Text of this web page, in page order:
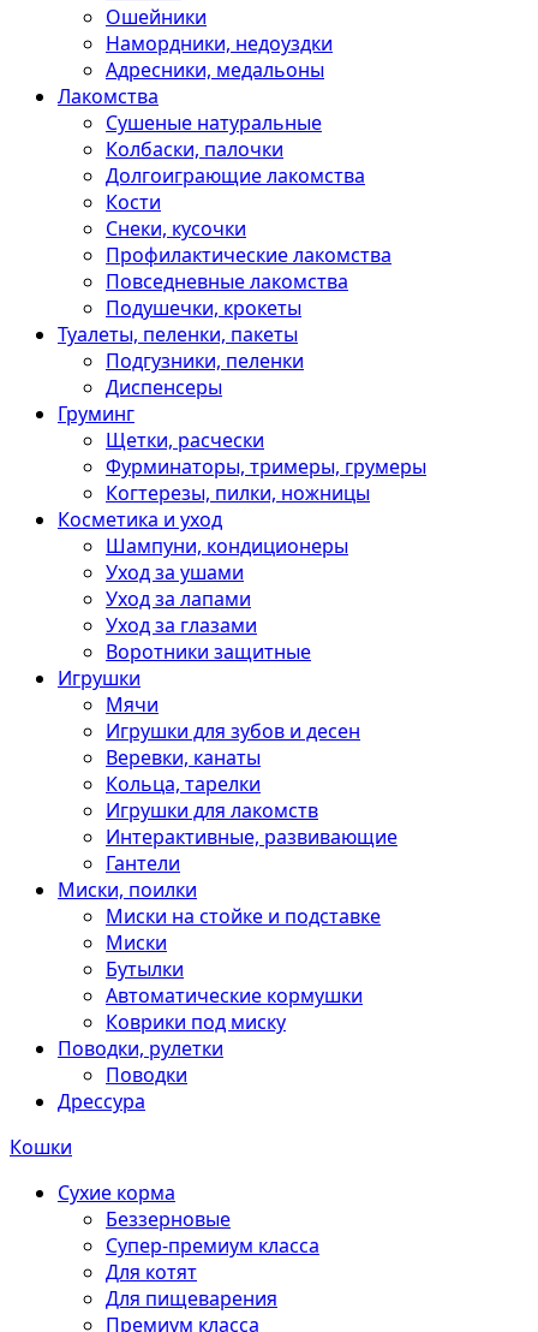
Ошейники
Намордники, недоуздки
Адресники, медальоны
Лакомства
Сушеные натуральные
Колбаски, палочки
Долгоиграющие лакомства
Кости
Снеки, кусочки
Профилактические лакомства
Повседневные лакомства
Подушечки, крокеты
Туалеты, пеленки, пакеты
Подгузники, пеленки
Диспенсеры
Груминг
Щетки, расчески
Фурминаторы, тримеры, грумеры
Когтерезы, пилки, ножницы
Косметика и уход
Шампуни, кондиционеры
Уход за ушами
Уход за лапами
Уход за глазами
Воротники защитные
Игрушки
Мячи
Игрушки для зубов и десен
Веревки, канаты
Кольца, тарелки
Игрушки для лакомств
Интерактивные, развивающие
Гантели
Миски, поилки
Миски на стойке и подставке
Миски
Бутылки
Автоматические кормушки
Коврики под миску
Поводки, рулетки
Поводки
Дрессура
Кошки
Сухие корма
Беззерновые
Супер-премиум класса
Для котят
Для пищеварения
Премиум класса